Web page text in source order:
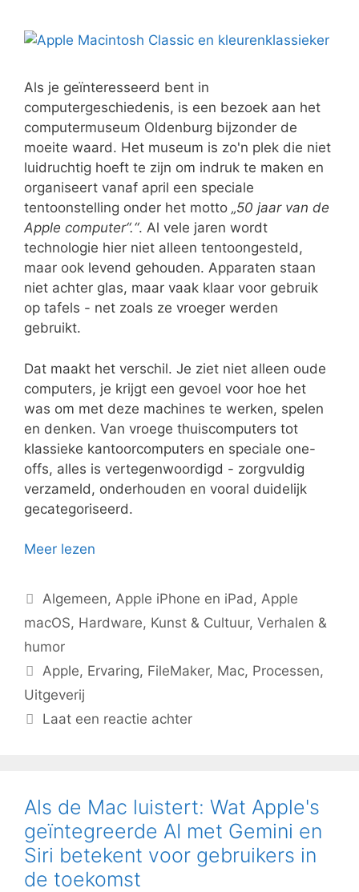
Als je geïnteresseerd bent in
computergeschiedenis, is een bezoek aan het
computermuseum Oldenburg bijzonder de
moeite waard. Het museum is zo'n plek die niet
luidruchtig hoeft te zijn om indruk te maken en
organiseert vanaf april een speciale
tentoonstelling onder het motto „50 jaar van de
Apple computer“.“. Al vele jaren wordt
technologie hier niet alleen tentoongesteld,
maar ook levend gehouden. Apparaten staan
niet achter glas, maar vaak klaar voor gebruik
op tafels - net zoals ze vroeger werden
gebruikt.
Dat maakt het verschil. Je ziet niet alleen oude
computers, je krijgt een gevoel voor hoe het
was om met deze machines te werken, spelen
en denken. Van vroege thuiscomputers tot
klassieke kantoorcomputers en speciale one-
offs, alles is vertegenwoordigd - zorgvuldig
verzameld, onderhouden en vooral duidelijk
gecategoriseerd.
Meer lezen
Categorieën
Algemeen,Apple iPhone en iPad,Apple
macOS, Hardware, Kunst & Cultuur, Verhalen &
humor
Tags
Apple, Ervaring, FileMaker, Mac, Processen,
Uitgeverij
Laat een reactie achter
Als de Mac luistert: Wat Apple's
geïntegreerde AI met Gemini en
Siri betekent voor gebruikers in
de toekomst